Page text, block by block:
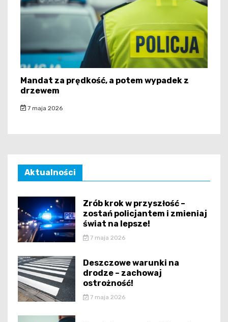
Mandat za prędkość, a potem wypadek z
drzewem
7 maja 2026
Aktualności
Zrób krok w przyszłość –
zostań policjantem i zmieniaj
świat na lepsze!
7 maja 2026
Deszczowe warunki na
drodze – zachowaj
ostrożność!
7 maja 2026